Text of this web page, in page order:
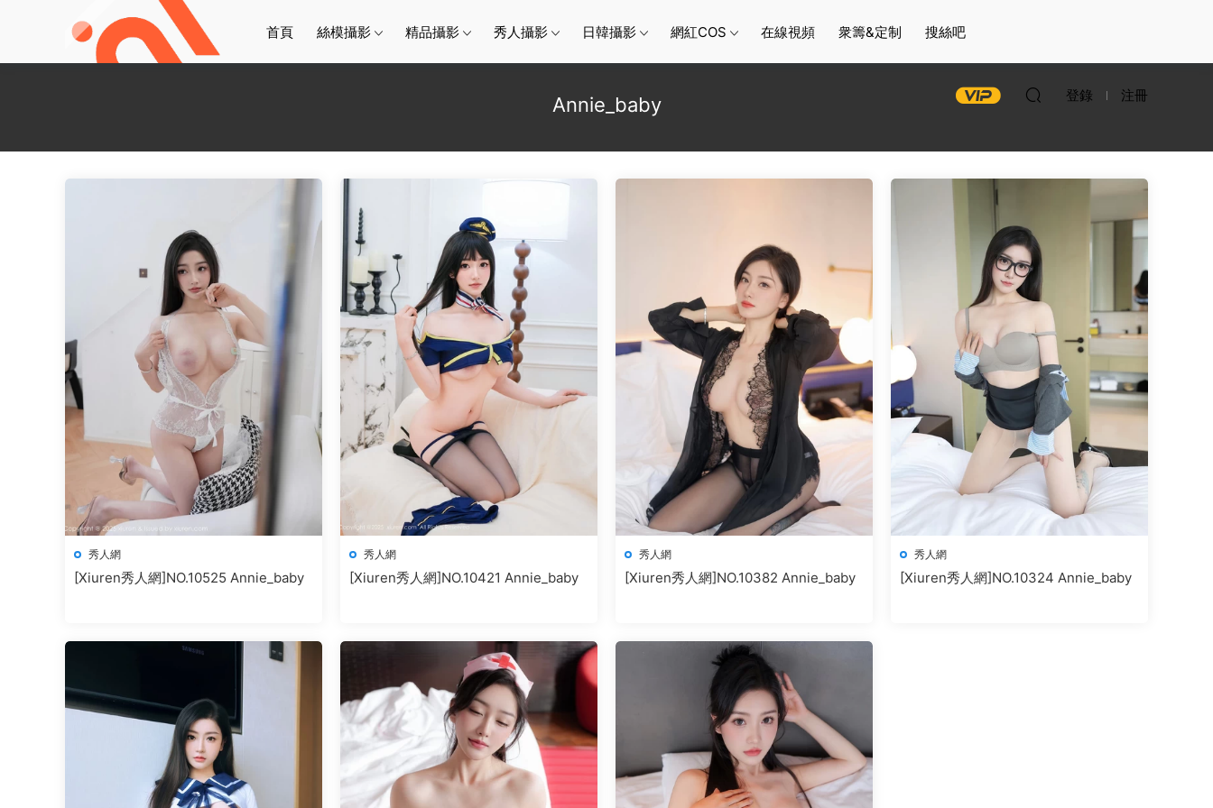
首頁 絲模攝影 精品攝影 秀人攝影 日韓攝影 網紅COS 在線視頻 衆籌&定制 搜絲吧
登錄 注冊
Annie_baby
秀人網
[Xiuren秀人網]NO.10525 Annie_baby
秀人網
[Xiuren秀人網]NO.10421 Annie_baby
秀人網
[Xiuren秀人網]NO.10382 Annie_baby
秀人網
[Xiuren秀人網]NO.10324 Annie_baby